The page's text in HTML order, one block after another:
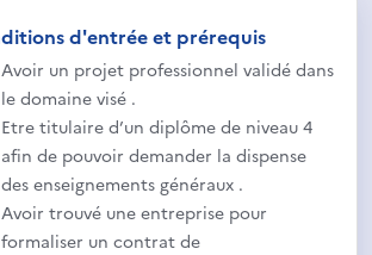
d'entrée et prérequis
Avoir un projet professionnel validé dans
le domaine visé .
Etre titulaire d’un diplôme de niveau 4
afin de pouvoir demander la dispense
des enseignements généraux .
Avoir trouvé une entreprise pour
formaliser un contrat de